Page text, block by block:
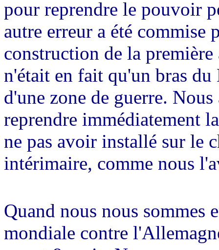
pour reprendre le pouvoir
autre erreur a été commise
construction de la
n'était en fait qu'un bras du
d'une zone de guerre.
reprendre immédiatement
ne pas avoir installé sur le
intérimaire, comme nous
Quand nous nous sommes
mondiale contre